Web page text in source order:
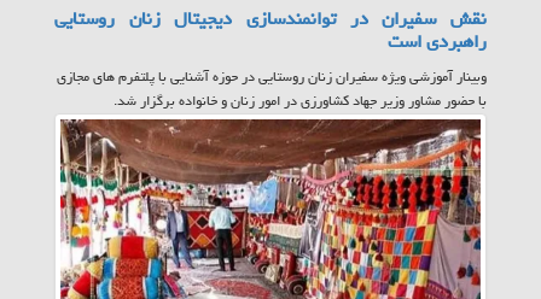
نقش سفیران در توانمندسازی دیجیتال زنان روستایی
راهبردی است
وبینار آموزشی ویژه سفیران زنان روستایی در حوزه آشنایی با پلتفرم های مجازی
با حضور مشاور وزیر جهاد کشاورزی در امور زنان و خانواده برگزار شد.